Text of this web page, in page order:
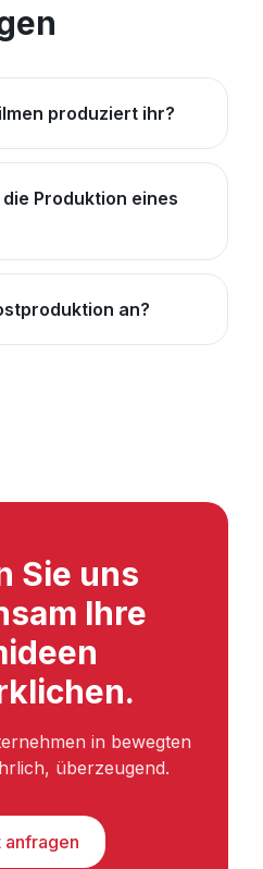
produziert ihr?
Produktion eines
an?
Sie uns
Ihre
in bewegten
überzeugend.
anfragen